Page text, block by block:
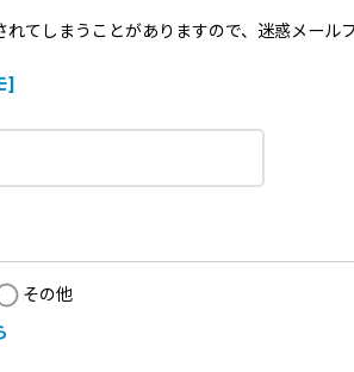
てしまうことがありますので、迷惑メー
]
その他